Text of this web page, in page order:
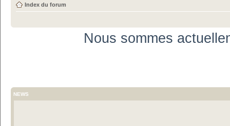
Index du forum
Nous sommes
NEWS